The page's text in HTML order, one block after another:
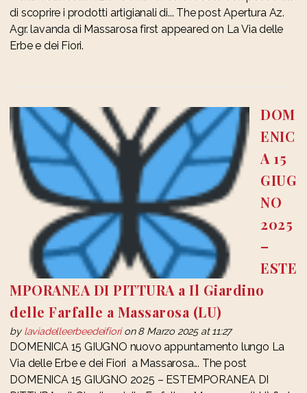
di scoprire i prodotti artigianali di... The post Apertura Az.
Agr. lavanda di Massarosa first appeared on La Via delle
Erbe e dei Fiori.
DOM
ENIC
A 15
GIUG
NO
2025
–
ESTE
MPORANEA DI PITTURA a Il Giardino
delle Farfalle a Massarosa (LU)
bylaviadelleerbeedeifiorion 8 Marzo 2025 at 11:27
DOMENICA 15 GIUGNO nuovo appuntamento lungo La
Via delle Erbe e dei Fiori a Massarosa... The post
DOMENICA 15 GIUGNO 2025 – ESTEMPORANEA DI